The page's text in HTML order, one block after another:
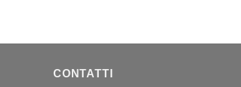
CONTATTI